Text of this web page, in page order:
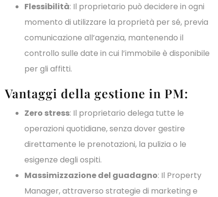
Flessibilità: Il proprietario può decidere in ogni
momento di utilizzare la proprietà per sé, previa
comunicazione all’agenzia, mantenendo il
controllo sulle date in cui l’immobile è disponibile
per gli affitti.
Vantaggi della gestione in PM:
Zero stress: Il proprietario delega tutte le
operazioni quotidiane, senza dover gestire
direttamente le prenotazioni, la pulizia o le
esigenze degli ospiti.
Massimizzazione del guadagno: Il Property
Manager, attraverso strategie di marketing e